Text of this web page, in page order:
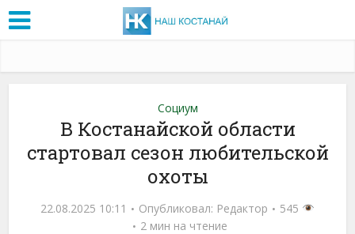
Социум
В Костанайской области
стартовал сезон любительской
охоты
22.08.2025 10:11 Опубликовал: Редактор
545
2 мин на чтение